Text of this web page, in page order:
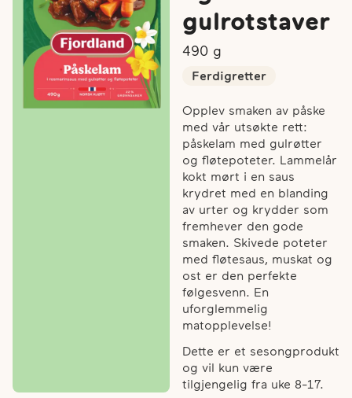
gulrotstaver
490 g
Ferdigretter
Opplev smaken av påske
med vår utsøkte rett:
påskelam med gulrøtter
og fløtepoteter. Lammelår
kokt mørt i en saus
krydret med en blanding
av urter og krydder som
fremhever den gode
smaken. Skivede poteter
med fløtesaus, muskat og
ost er den perfekte
følgesvenn. En
uforglemmelig
matopplevelse!
Dette er et sesongprodukt
og vil kun være
tilgjengelig fra uke 8-17.